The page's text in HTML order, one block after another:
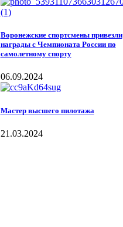
Воронежские спортсмены привезли
награды с Чемпионата России по
самолетному спорту
06.09.2024
Мастер высшего пилотажа
21.03.2024